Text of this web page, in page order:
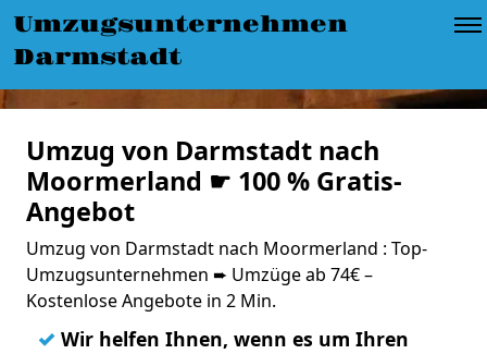
Umzugsunternehmen
Darmstadt
Umzug von Darmstadt nach
Moormerland ☛ 100 % Gratis-
Angebot
Umzug von Darmstadt nach Moormerland : Top-
Umzugsunternehmen ➨ Umzüge ab 74€ –
Kostenlose Angebote in 2 Min.
✓ Wir helfen Ihnen, wenn es um Ihren